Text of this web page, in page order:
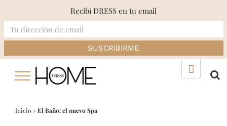
Inicio »El Baño: el nuevo Spa
Recibí DRESS en tu email